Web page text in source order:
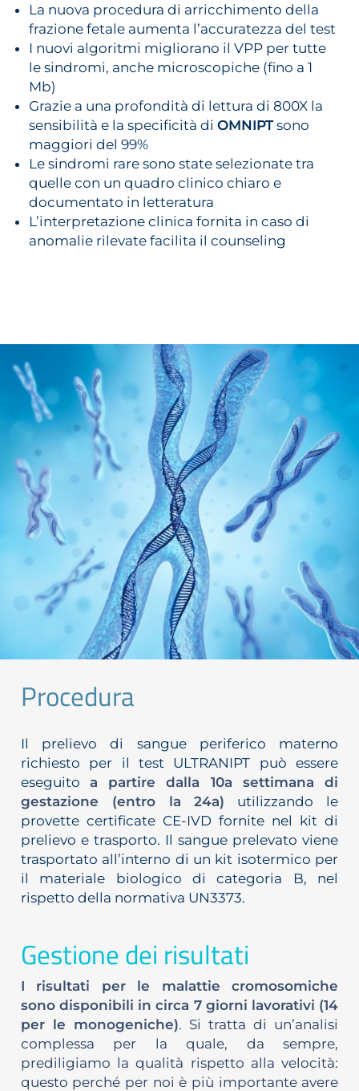
La nuova procedura di arricchimento della
frazione fetale aumenta l’accuratezza del test
I nuovi algoritmi migliorano il VPP per tutte
le sindromi, anche microscopiche (fino a 1
Mb)
Grazie a una profondità di lettura di 800X la
sensibilità e la specificità di OMNIPTsono
maggiori del 99%
Le sindromi rare sono state selezionate tra
quelle con un quadro clinico chiaro e
documentato in letteratura
L’interpretazione clinica fornita in caso di
anomalie rilevate facilita il counseling
Procedura
Il prelievo di sangue periferico materno
richiesto per il test ULTRANIPT può essere
eseguitoa partire dalla 10a settimana di
gestazione (entro la 24a) utilizzando le
provette certificate CE-IVD fornite nel kit di
prelievo e trasporto. Il sangue prelevato viene
trasportato all’interno di un kit isotermico per
il materiale biologico di categoria B, nel
rispetto della normativa UN3373.
Gestione dei risultati
I risultati per le malattie cromosomiche
sono disponibili in circa 7 giorni lavorativi (14
per le monogeniche). Si tratta di un’analisi
complessa per la quale, da sempre,
prediligiamo la qualità rispetto alla velocità:
questo perché per noi è più importante avere